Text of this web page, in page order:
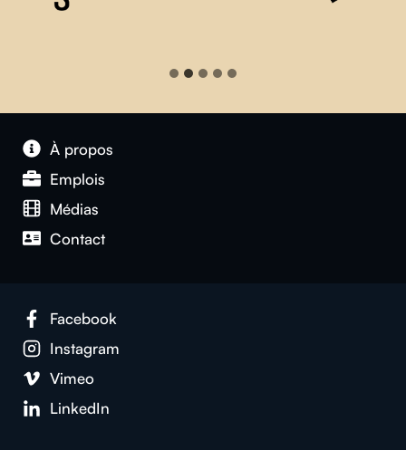
À propos
Emplois
Médias
Contact
Facebook
Instagram
Vimeo
LinkedIn